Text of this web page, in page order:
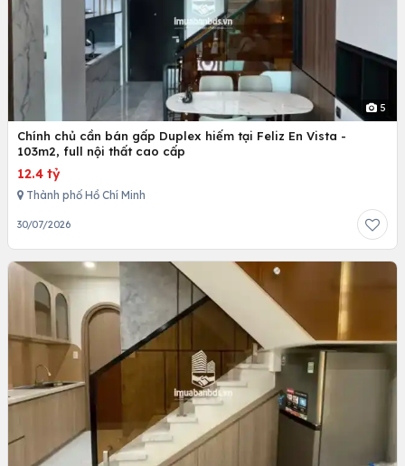
5
Chính chủ cần bán gấp Duplex hiếm tại Feliz En Vista -
103m2, full nội thất cao cấp
12.4 tỷ
Thành phố Hồ Chí Minh
30/07/2026